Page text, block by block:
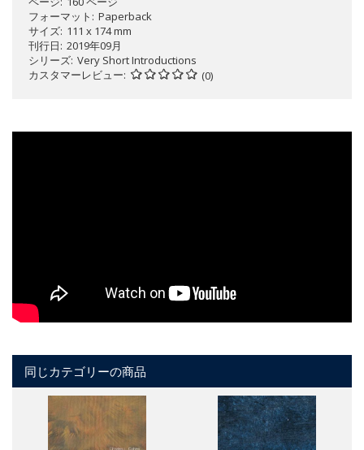
フォーマット
Paperback
サイズ 111 x 174 mm
刊行日 2019年09月
シリーズ Very Short Introductions
カスタマーレビュー
(0)
同じカテゴリーの商品